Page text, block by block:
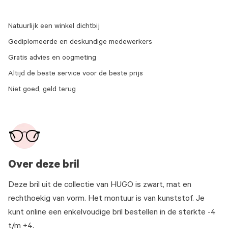
Over deze bril
Deze bril uit de collectie van HUGO is zwart, mat en
rechthoekig van vorm. Het montuur is van kunststof. Je
kunt online een enkelvoudige bril bestellen in de sterkte -4
t/m +4.
Natuurlijk een winkel dichtbij
Gediplomeerde en deskundige medewerkers
Gratis advies en oogmeting
Altijd de beste service voor de beste prijs
Niet goed, geld terug